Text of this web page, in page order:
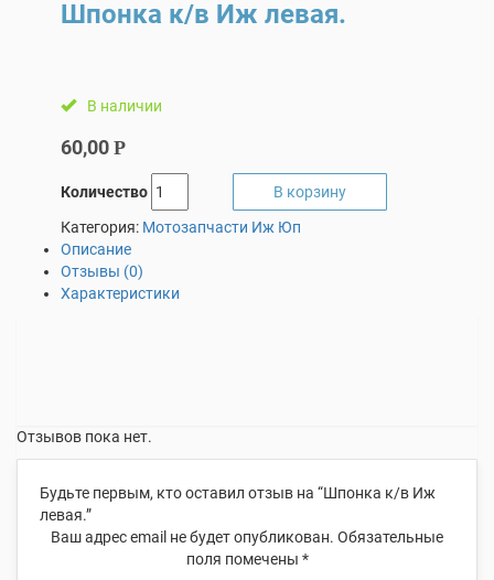
Шпонка к/в Иж левая.
В наличии
60,00 Р
Количество
В корзину
Категория: Мотозапчасти Иж Юп
Описание
Отзывы (0)
Характеристики
Отзывов пока нет.
Будьте первым, кто оставил отзыв на “Шпонка к/в Иж
левая.”
Ваш адрес email не будет опубликован. Обязательные
поля помечены *